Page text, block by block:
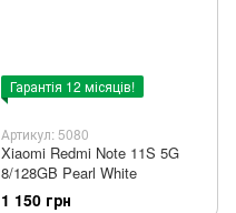
Гарантія 12 місяців!
Артикул: 5080
Xiaomi Redmi Note 11S 5G
8/128GB Pearl White
1 150 грн